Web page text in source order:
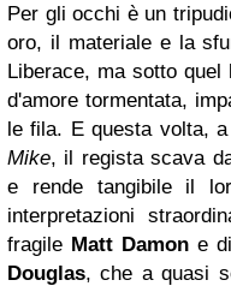
Per gli occhi è un
oro, il materiale e la
Liberace, ma sotto
d'amore tormentata,
le fila. E questa volta,
Mike, il regista scava
e rende tangibile il
interpretazioni
fragile Matt Damone di
Douglas, che a quasi